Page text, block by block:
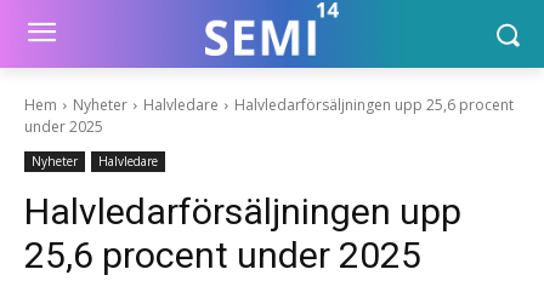
Hem Nyheter Halvledare
Halvledarförsäljningen upp 25,6 procent
under 2025
Nyheter Halvledare
Halvledarförsäljningen upp
25,6 procent under 2025